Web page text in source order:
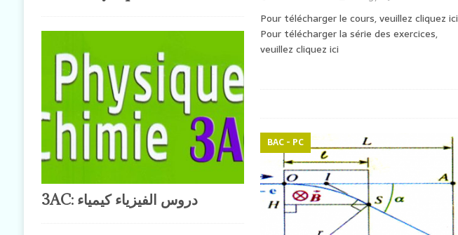
Pour télécharger le cours, veuillez cliquez ici
Pour télécharger la série des exercices,
veuillez cliquez ici
BAC - PC
3AC: دروس الفيزياء كيمياء